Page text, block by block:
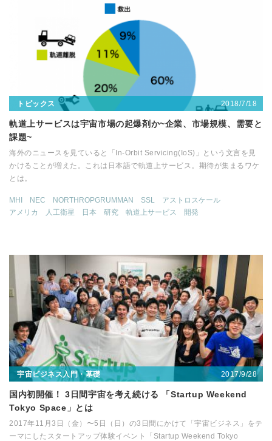
トピックス 2018/7/18
軌道上サービスは宇宙市場の起爆剤か~企業、市場規模、需要と
課題~
海外のニュースを見ていると「In-Orbit Servicing(IoS)」という文言を見
かけることが増えた。これは日本語で軌道上サービス。期待が集まるワケ
とは。
MHI NEC NORTHROPGRUMMAN SSL
アストロスケール
アメリカ
人工衛星 日本 研究 軌道上サービス 開発
宇宙ビジネス入門・基礎 2017/9/28
国内初開催！ 3日間宇宙を考え続ける 「Startup Weekend
Tokyo Space」とは
2017年11月3日（金）〜5日（日）の3日間にかけて「宇宙ビジネス」をテ
ーマにしたスタートアップ体験イベント「Startup Weekend Tokyo